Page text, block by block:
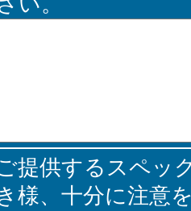
提供するスペッ
様、十分に注意